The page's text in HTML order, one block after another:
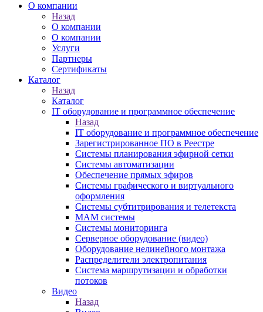
О компании
Назад
О компании
О компании
Услуги
Партнеры
Сертификаты
Каталог
Назад
Каталог
IT оборудование и программное обеспечение
Назад
IT оборудование и программное обеспечение
Зарегистрированное ПО в Реестре
Системы планирования эфирной сетки
Системы автоматизации
Обеспечение прямых эфиров
Системы графического и виртуального
оформления
Системы субтитрирования и телетекста
MAM системы
Системы мониторинга
Серверное оборудование (видео)
Оборудование нелинейного монтажа
Распределители электропитания
Система маршрутизации и обработки
потоков
Видео
Назад